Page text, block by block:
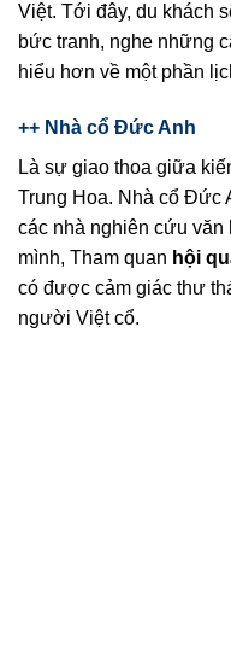
Việt. Tới đây, du khách
bức tranh, nghe những
hiểu hơn về một phần
++ Nhà cổ Đức Anh
Là sự giao thoa giữa
Trung Hoa. Nhà cổ Đức
các nhà nghiên cứu văn
mình, Tham quan hội
có được cảm giác thư
người Việt cổ.